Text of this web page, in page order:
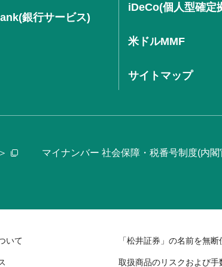
銀行サービス)
iDeCo(個人型確定
米ドルMMF
サイトマップ
マイナンバー 社会保障・税番号制度(内閣
いて 「松井証券」の名前を無
取扱商品のリスクおよび手